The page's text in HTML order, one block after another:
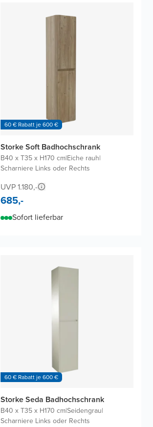
60 € Rabatt je 600 €
Storke Soft Badhochschrank
B40 x T35 x H170 cm|Eiche rauh|
Scharniere Links oder Rechts
UVP 1.180,-
685,-
Sofort lieferbar
60 € Rabatt je 600 €
Storke Seda Badhochschrank
B40 x T35 x H170 cm|Seidengrau|
Scharniere Links oder Rechts